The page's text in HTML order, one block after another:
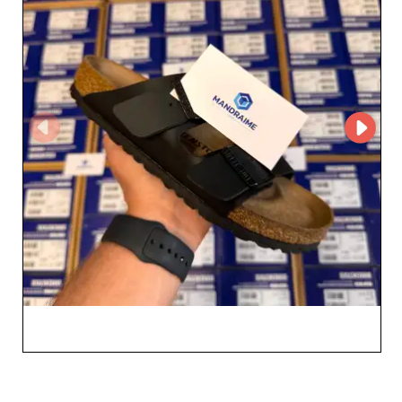
scoprire i suoi prodotti e le condizioni commerciali.
Riconosciuta per professionalità e servizio clienti
impeccabile, l’azienda si afferma come partner affidabile
per i rivenditori che desiderano ottimizzare la propria
offerta. Tempi di elaborazione rapidi, consegne affidabili
e prezzi competitivi rendono MANDRAIME SUPPLY SP. Z
O.O. una risorsa fondamentale per dare slancio alle
vendite. Affidati a MANDRAIME SUPPLY SP. Z O.O. per
potenziare il tuo assortimento di calzature e sneaker e
offrire ai tuoi clienti modelli moderni, confortevoli e
durevoli, all’altezza delle aspettative del mercato attuale.